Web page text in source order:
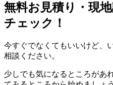
無料お見積り・現
チェック！
今すぐでなくてもいいけど、
相談ください。
少しでも気になるところがあ